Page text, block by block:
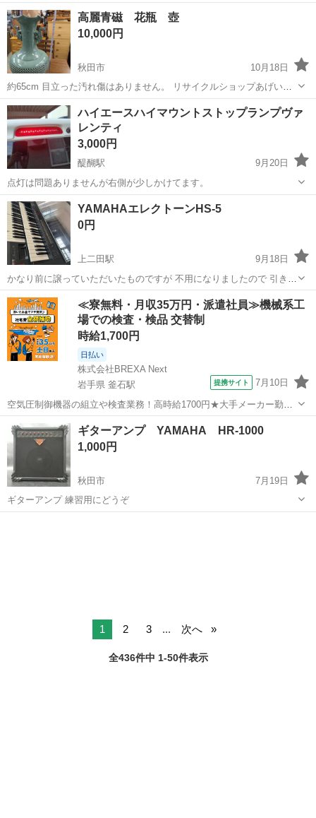
ピアノの中でも音も深みがあります。 ヘッドホンを付けての演奏も可
能です。 ただ、年代物ということもあり使用感あるため鍵盤が少しカ
タカタ言いますが弾くこと...
秋田 秋田市 泉外旭川駅 鍵盤楽器、ピアノ
高麗青磁 花瓶 壺
10,000円
秋田市
10月18日
約65cm 目立った汚れ傷はありません。 リサイクルショップあげいん
秋田市御野場4丁目５－１５ 営業時間 10時～17時 定休日 日曜日・
祝日
秋田 秋田市 弦楽器、ギター ありません
ハイエースハイマウントストップランプヴァ
レンティ
3,000円
醍醐駅
9月20日
点灯は問題ありませんが右側が少しかけてます。
秋田 横手市 鍵盤楽器、ピアノ
YAMAHAエレクトーンHS-5
0円
上二田駅
9月18日
かなり前に譲っていただいたものですが 不用になりましたので 引き取
りに来てくださる方いましたら お譲りします(^^) 写真3枚目にある通り
鍵盤が少し壊れてる部分がありますが 音はなります。 設定が分から
ず、あまり使ってなかっ...
秋田 潟上市 上二田駅 鍵盤楽器、ピアノ エレクトーン
≪寮無料・月収35万円・派遣社員≫機械系工
場での検査・検品 交替制
時給1,700円
日払い
株式会社BREXA Next
岩手県 釜石駅
提携サイト 7月10日
空気圧制御機器の組立や検査業務！高時給1700円★大手メーカー勤
務！嬉しい寮費無料！ワンルーム寮完備★マイカー通勤OK＆工場敷地
内に無料駐車場あり★！《岩手県釜石市》 人気の工場のお仕事 ◇空気
圧制御機器（シリンダ、バルブ...
岩手 釜石市 釜石駅 その他
ギターアンプ YAMAHA HR-1000
1,000円
秋田市
7月19日
ギターアンプ 練習用にどうぞ
1 2 3 ... 次へ
全436件中 1-50件表示